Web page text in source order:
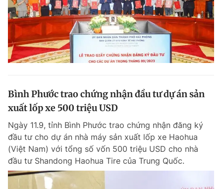
Bình Phước trao chứng nhận đầu tư dự án sản
xuất lốp xe 500 triệu USD
Ngày 11.9, tỉnh Bình Phước trao chứng nhận đăng ký
đầu tư cho dự án nhà máy sản xuất lốp xe Haohua
(Việt Nam) với tổng số vốn 500 triệu USD cho nhà
đầu tư Shandong Haohua Tire của Trung Quốc.